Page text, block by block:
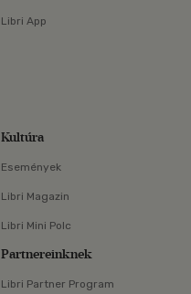
Libri App
Kultúra
Események
Libri Magazin
Libri Mini Polc
Partnereinknek
Libri Partner Program